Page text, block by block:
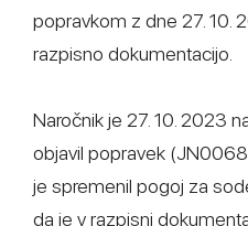
popravkom z dne 27. 10.
razpisno dokumentacijo.
Naročnik je 27. 10. 2023
objavil popravek
je spremenil pogoj za
da je v razpisni